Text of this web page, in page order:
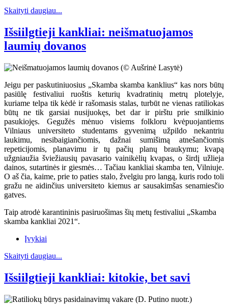
Skaityti daugiau...
Išsiilgtieji kankliai: neišmatuojamos
laumių dovanos
Jeigu per paskutiniuosius „Skamba skamba kanklius“ kas nors būtų
pasiūlę festivaliui ruoštis keturių kvadratinių metrų plotelyje,
kuriame telpa tik kėdė ir rašomasis stalas, turbūt ne vienas ratiliokas
būtų ne tik garsiai nusijuokęs, bet dar ir pirštu prie smilkinio
pasukiojęs. Gegužės mėnuo visiems folkloru kvėpuojantiems
Vilniaus universiteto studentams gyvenimą užpildo nekantriu
laukimu, nesibaigiančiomis, dažnai sumišimą atnešančiomis
repeticijomis, planavimu ir tų pačių planų braukymu; kvapą
užgniaužia šviežiausių pavasario vainikėlių kvapas, o širdį užlieja
dainos, sutartinės ir giesmės… Tačiau kankliai skamba ten, Vilniuje.
O aš čia, kaime, prie to paties stalo, žvelgiu pro langą, kuris rodo toli
gražu ne aidinčius universiteto kiemus ar sausakimšas senamiesčio
gatves.
Taip atrodė karantininis pasiruošimas šių metų festivaliui „Skamba
skamba kankliai 2021“.
Įvykiai
Skaityti daugiau...
Išsiilgtieji kankliai: kitokie, bet savi